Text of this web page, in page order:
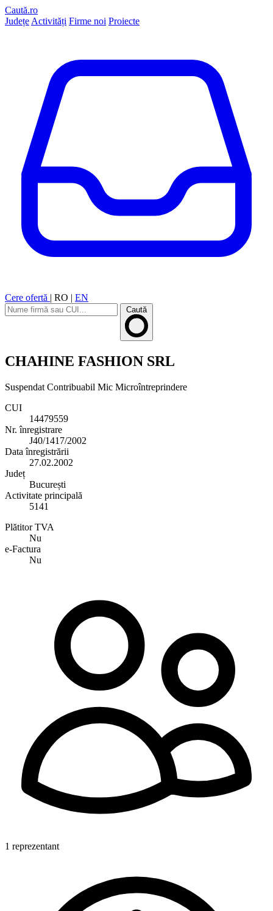
Caută.ro
Județe Activități Firme noi Proiecte
Cere ofertă | RO | EN
Caută
CHAHINE FASHION SRL
Suspendat Contribuabil Mic Microîntreprindere
CUI
14479559
Nr. înregistrare
J40/1417/2002
Data înregistrării
27.02.2002
Județ
București
Activitate principală
5141
Plătitor TVA
Nu
e-Factura
Nu
1 reprezentant